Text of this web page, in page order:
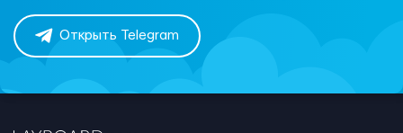
Открыть Telegram